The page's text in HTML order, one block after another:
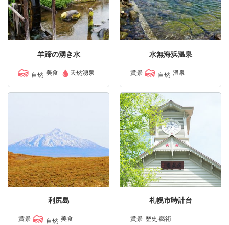
羊蹄の湧き水
自然 美食 天然湧泉
水無海浜温泉
賞景 自然 溫泉
利尻島
賞景 自然 美食
札幌市時計台
賞景 歷史‧藝術